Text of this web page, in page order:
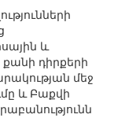
և
քանի դիրքերի
մեջ
և Բաքվի